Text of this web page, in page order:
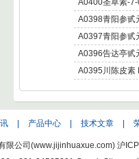
A0400圣草素-
A0398青阳参甙
Otophylloside B
A0397青阳参甙
Otophylloside A
A0396告达亭甙
A0395川陈皮素
产品中心 技术文章
限公司(www.jijinhuaxue.com) 沪